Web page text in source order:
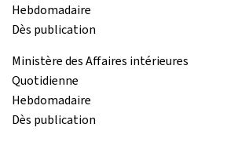
Hebdomadaire
Dès publication
Ministère des Affaires intérieures
Quotidienne
Hebdomadaire
Dès publication